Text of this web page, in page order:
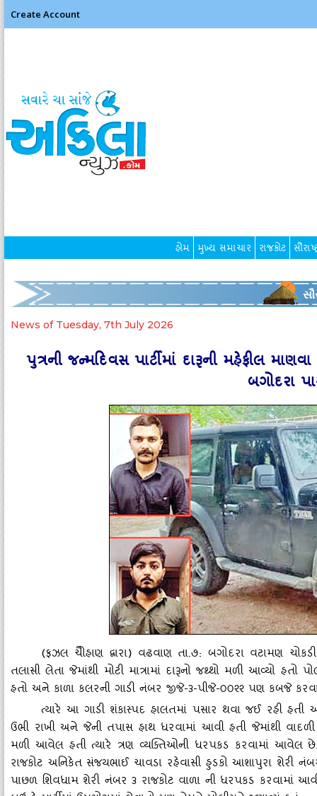
Create Account
હોમ મુખ્ય સમાચાર રાજકોટ
News of Tuesday, 7th July 2026
પુત્રની જન્‍મદિવસ પાર્ટીમાં દારૂની મહેફીલ
બગોદરા
(ફઝલ ચોૈહાણ દ્વારા) વઢવાણ તા.૭: બગોદરા વટામણ
તલાસી લેતા જેમાંથી મોટી માત્રામાં દારૂનો જથ્‍થો મળી આવ્‍યો હતો
હતો અને કાળા કલરની ગાડી નંબર જીજે-૩-પીજે-૦૦૨૨ પણ કબજે
ત્‍યારે આ ગાડી શંકાસ્‍પદ હાલતમાં પસાર થવા જઈ રહી હતી
ઉભી રાખી અને જેની તપાસ હાથ ધરવામાં આવી હતી જેમાંથી
મળી આવેલ હતી ત્‍યારે ત્રણ વ્‍યક્‍તિઓની ધરપકડ કરવામાં આવેલ છે.
રાજકોટ અનિકેત સંજયભાઈ ચાવડા રહેવાસી હુડકો આશાપુરા શેરી
પાછળ શિવધામ શેરી નંબર ૩ રાજકોટ વાળા ની ધરપકડ કરવામાં